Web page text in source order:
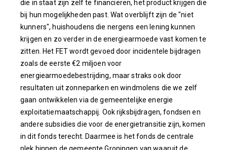
die in staat zijn zelf te financieren, het product krijgen die
bij hun mogelijkheden past. Wat overblijft zijn de "niet
kunners", huishoudens die nergens een lening kunnen
krijgen en zo verder in de energiearmoede vast komen te
zitten. Het FET wordt gevoed door incidentele bijdragen
zoals de eerste €2 miljoen voor
energiearmoedebestrijding, maar straks ook door
resultaten uit zonneparken en windmolens die we zelf
gaan ontwikkelen via de gemeentelijke energie
exploitatiemaatschappij. Ook rijksbijdragen, fondsen en
andere subsidies die voor de energietransitie zijn, komen
in dit fonds terecht. Daarmee is het fonds de centrale